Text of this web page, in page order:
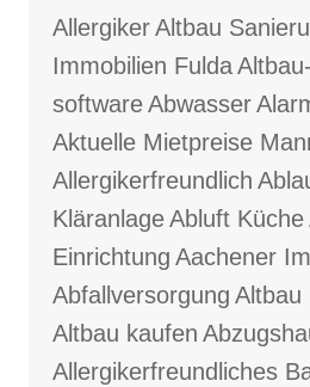
AllergikerAltbau
Immobilien Fulda
softwareAbwasser
Aktuelle Mietpreise
Allergikerfreundlich
KläranlageAbluft Küche
Einrichtung Aachener
Abfallversorgung Altbau
Altbau kaufen
Allergikerfreundliches